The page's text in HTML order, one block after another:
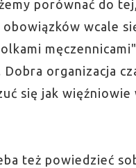
porównać do
obowiązków wcale
organizacja
się jak więźniowie
też powiedzieć